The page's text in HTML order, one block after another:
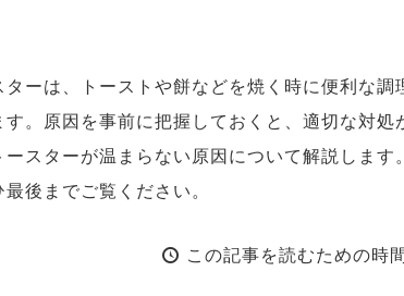
ターは、トーストや餅などを焼く時に便利な
す。原因を事前に把握しておくと、適切な対
ースターが温まらない原因について解説しま
後までご覧ください。
この記事を読むための時